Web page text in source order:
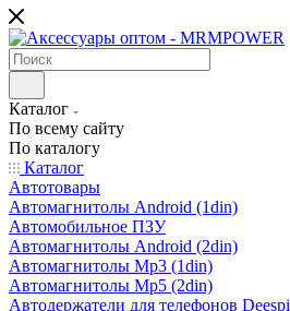
Каталог
По всему сайту
По каталогу
Каталог
Автотовары
Автомагнитолы Android (1din)
Автомобильное ПЗУ
Автомагнитолы Android (2din)
Автомагнитолы Mp3 (1din)
Автомагнитолы Mp5 (2din)
Автодержатели для телефонов Deespi